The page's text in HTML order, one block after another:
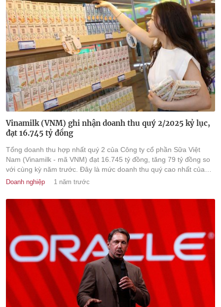
Vinamilk (VNM) ghi nhận doanh thu quý 2/2025 kỷ lục,
đạt 16.745 tỷ đồng
Tổng doanh thu hợp nhất quý 2 của Công ty cổ phần Sữa Việt
Nam (Vinamilk - mã VNM) đạt 16.745 tỷ đồng, tăng 79 tỷ đồng so
với cùng kỳ năm trước. Đây là mức doanh thu quý cao nhất của
doanh nghiệp từng ghi nhận.
Doanh nghiệp 1 năm trước